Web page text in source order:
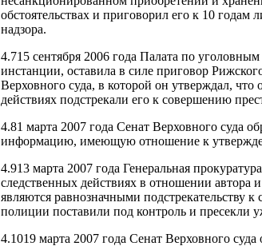
обстоятельствах и приговорил его к 10
надзора.
4.715 сентября 2006 года Палата по
инстанции, оставила в силе приговор
Верховного суда, в которой он утверждал,
действиях подстрекали его к совершению
4.81 марта 2007 года Сенат Верховного суда
информацию, имеющую отношение к
4.913 марта 2007 года Генеральная
следственных действиях в отношении автора
являются равнозначными подстрекательству
полиции поставили под контроль и пресекли
4.1019 марта 2007 года Сенат Верховного